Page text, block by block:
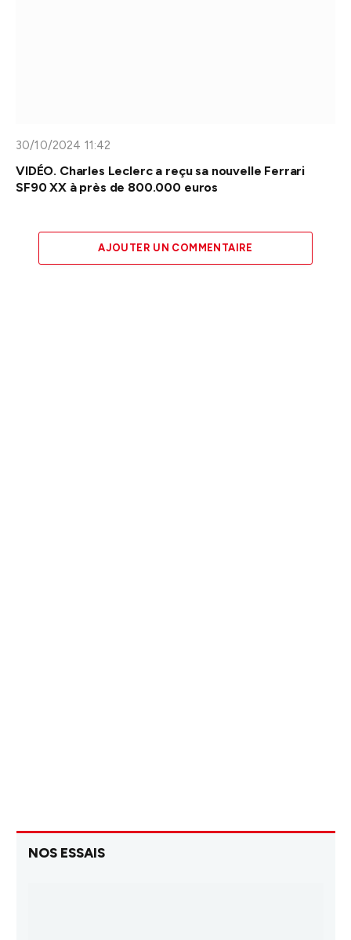
30/10/2024 11:42
VIDÉO. Charles Leclerc a reçu sa nouvelle Ferrari
SF90 XX à près de 800.000 euros
AJOUTER UN COMMENTAIRE
NOS ESSAIS